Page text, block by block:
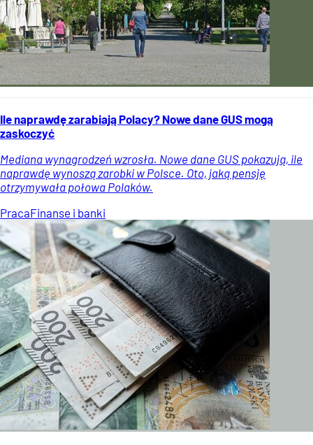
Ile naprawdę zarabiają Polacy? Nowe dane GUS mogą
zaskoczyć
Mediana wynagrodzeń wzrosła. Nowe dane GUS pokazują, ile
naprawdę wynoszą zarobki w Polsce. Oto, jaką pensję
otrzymywała połowa Polaków.
PracaFinanse i banki